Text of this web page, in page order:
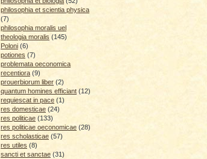
philosophia et scientia physica
(7)
philosophia moralis uel
theologia moralis (145)
Poloni (6)
potiones (7)
problemata oeconomica
recentiora (9)
prouerbiorum liber (2)
quantum homines efficiant (12)
requiescat in pace (1)
res domesticae (24)
res politicae (133)
res politicae oeconomicae (28)
res scholasticae (57)
res utiles (8)
sancti et sanctae (31)